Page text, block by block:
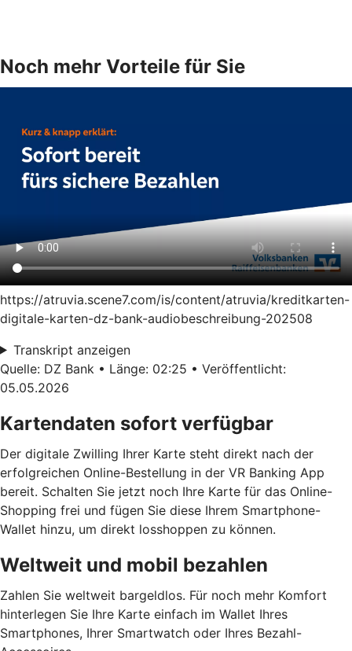
Noch mehr Vorteile für Sie
https://atruvia.scene7.com/is/content/atruvia/kreditkarten-
digitale-karten-dz-bank-audiobeschreibung-202508
Transkript anzeigen
Quelle: DZ Bank • Länge: 02:25 • Veröffentlicht:
05.05.2026
Kartendaten sofort verfügbar
Der digitale Zwilling Ihrer Karte steht direkt nach der
erfolgreichen Online-Bestellung in der VR Banking App
bereit. Schalten Sie jetzt noch Ihre Karte für das Online-
Shopping frei und fügen Sie diese Ihrem Smartphone-
Wallet hinzu, um direkt losshoppen zu können.
Weltweit und mobil bezahlen
Zahlen Sie weltweit bargeldlos. Für noch mehr Komfort
hinterlegen Sie Ihre Karte einfach im Wallet Ihres
Smartphones, Ihrer Smartwatch oder Ihres Bezahl-